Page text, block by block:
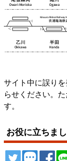
サイト中に誤りを
らせください。
す。
お役に立ちま
ツイートトゥー
シ